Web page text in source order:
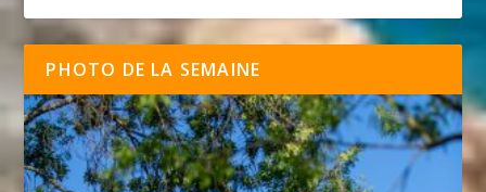
PHOTO DE LA SEMAINE